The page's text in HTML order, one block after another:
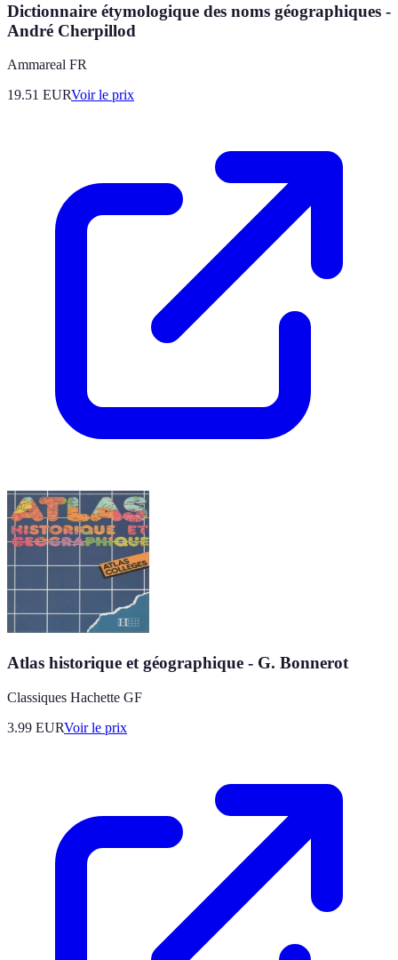
Dictionnaire étymologique des noms géographiques -
André Cherpillod
Ammareal FR
19.51 EURVoir le prix
Atlas historique et géographique - G. Bonnerot
Classiques Hachette GF
3.99 EURVoir le prix